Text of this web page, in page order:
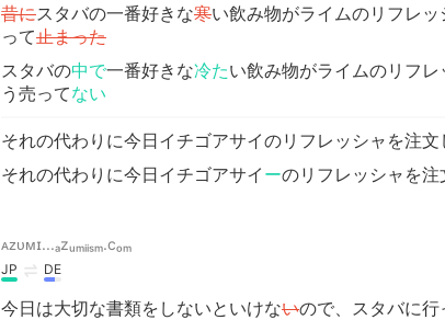
昔にスタバの一番好きな寒い飲み物がライムのリフレッ
って止まった
スタバの中で一番好きな冷たい飲み物がライムのリフレ
う売ってない
それの代わりに今日イチゴアサイのリフレッシャを注文
それの代わりに今日イチゴアサイ ーのリフレッシャを注
ᴀᴢᴜᴍɪ...ₐzᵤₘᵢᵢₛₘ.cₒₘ
JP DE
今日は大切な書類をしないといけないので、スタバに行